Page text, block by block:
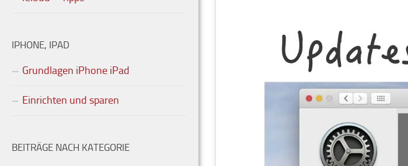
IPHONE, IPAD
Grundlagen iPhone iPad
Einrichten und sparen
BEITRÄGE NACH KATEGORIE